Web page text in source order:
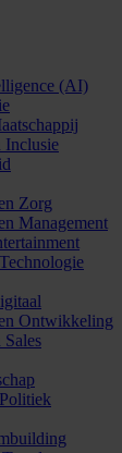
(AI)
Inclusie
Zorg
Management
Ontwikkeling